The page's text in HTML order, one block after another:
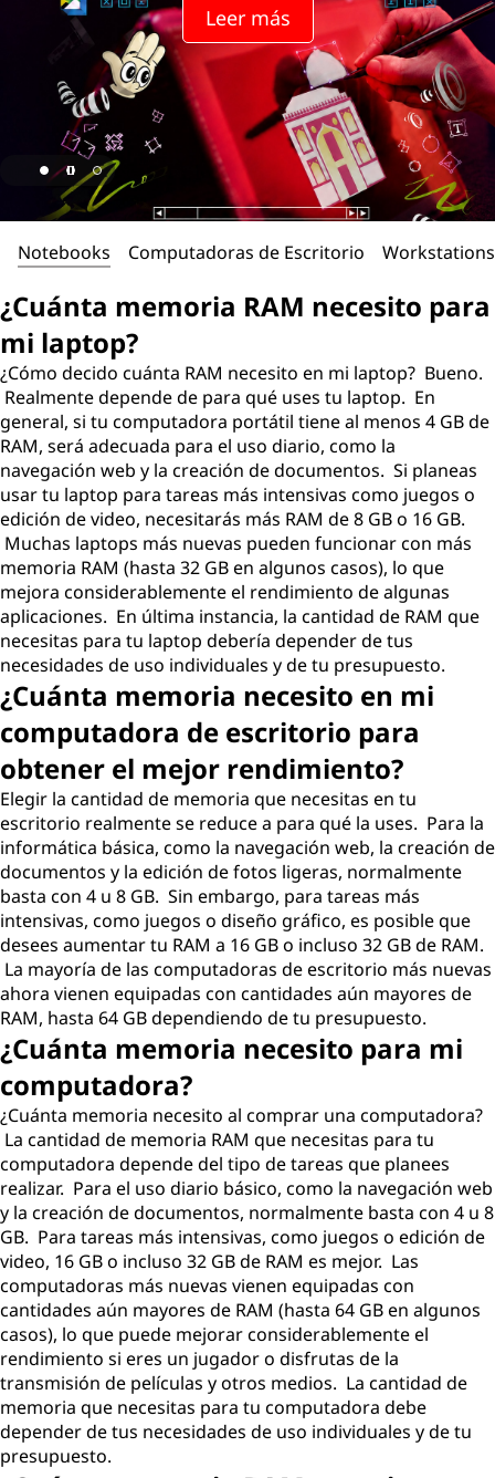
A
M
n
e
c
e
s
i
t
o
p
a
r
a
m
i
l
a
p
t
o
p
?
Leer más
Notebooks Computadoras de Escritorio Workstations
¿Cuánta memoria RAM necesito para
mi laptop?
¿Cómo decido cuánta RAM necesito en mi laptop? Bueno.
Realmente depende de para qué uses tu laptop. En
general, si tu computadora portátil tiene al menos 4 GB de
RAM, será adecuada para el uso diario, como la
navegación web y la creación de documentos. Si planeas
usar tu laptop para tareas más intensivas como juegos o
edición de video, necesitarás más RAM de 8 GB o 16 GB.
Muchas laptops más nuevas pueden funcionar con más
memoria RAM (hasta 32 GB en algunos casos), lo que
mejora considerablemente el rendimiento de algunas
aplicaciones. En última instancia, la cantidad de RAM que
necesitas para tu laptop debería depender de tus
necesidades de uso individuales y de tu presupuesto.
¿Cuánta memoria necesito en mi
computadora de escritorio para
obtener el mejor rendimiento?
Elegir la cantidad de memoria que necesitas en tu
escritorio realmente se reduce a para qué la uses. Para la
informática básica, como la navegación web, la creación de
documentos y la edición de fotos ligeras, normalmente
basta con 4 u 8 GB. Sin embargo, para tareas más
intensivas, como juegos o diseño gráfico, es posible que
desees aumentar tu RAM a 16 GB o incluso 32 GB de RAM.
La mayoría de las computadoras de escritorio más nuevas
ahora vienen equipadas con cantidades aún mayores de
RAM, hasta 64 GB dependiendo de tu presupuesto.
¿Cuánta memoria necesito para mi
computadora?
¿Cuánta memoria necesito al comprar una computadora?
La cantidad de memoria RAM que necesitas para tu
computadora depende del tipo de tareas que planees
realizar. Para el uso diario básico, como la navegación web
y la creación de documentos, normalmente basta con 4 u 8
GB. Para tareas más intensivas, como juegos o edición de
video, 16 GB o incluso 32 GB de RAM es mejor. Las
computadoras más nuevas vienen equipadas con
cantidades aún mayores de RAM (hasta 64 GB en algunos
casos), lo que puede mejorar considerablemente el
rendimiento si eres un jugador o disfrutas de la
transmisión de películas y otros medios. La cantidad de
memoria que necesitas para tu computadora debe
depender de tus necesidades de uso individuales y de tu
presupuesto.